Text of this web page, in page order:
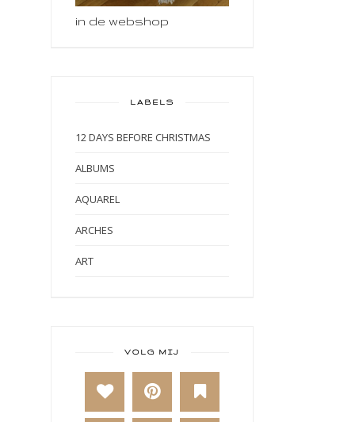
in de webshop
LABELS
12 DAYS BEFORE CHRISTMAS
ALBUMS
AQUAREL
ARCHES
ART
BAKKEN
BEESTENBOEL
VOLG MIJ